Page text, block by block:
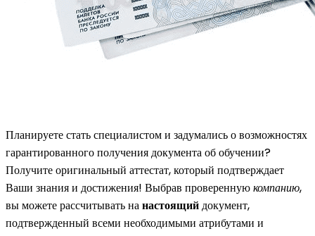
Планируете стать специалистом и задумались о возможностях
гарантированного получения документа об обучении?
Получите оригинальный аттестат, который подтверждает
Ваши знания и достижения! Выбрав провереннуюкомпанию,
вы можете рассчитывать нанастоящийдокумент,
подтвержденный всеми необходимыми атрибутами и